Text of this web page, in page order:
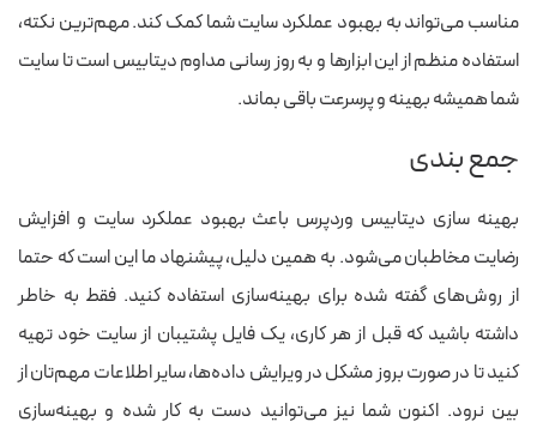
مناسب می‌تواند به بهبود عملکرد سایت شما کمک کند. مهم‌ترین نکته،
استفاده منظم از این ابزارها و به‌ روز رسانی مداوم دیتابیس است تا سایت
شما همیشه بهینه و پرسرعت باقی بماند.
جمع بندی
بهینه سازی دیتابیس وردپرس باعث بهبود عملکرد سایت و افزایش
رضایت مخاطبان می‌شود. به همین دلیل، پیشنهاد ما این است که حتما
از روش‌های گفته شده برای بهینه‌سازی استفاده کنید. فقط به خاطر
داشته باشید که قبل از هر کاری، یک فایل پشتیبان از سایت خود تهیه
کنید تا در صورت بروز مشکل در ویرایش داده‌ها، سایر اطلاعات مهم‌تان از
بین نرود. اکنون شما نیز می‌توانید دست به کار شده و بهینه‌سازی